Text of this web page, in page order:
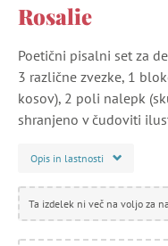
Rosalie
Poetični pisalni set za
3 različne zvezke, 1
kosov), 2 poli nalepk
shranjeno v čudoviti
Opis in lastnosti
Ta izdelek ni več na voljo za